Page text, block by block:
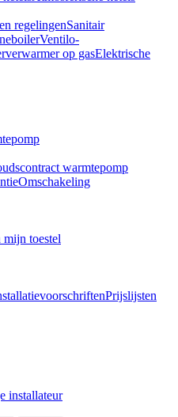
regelingenSanitair
Ventilo-
op gasElektrische
warmtepomp
Omschakeling
mijn toestel
Prijslijsten
installateur